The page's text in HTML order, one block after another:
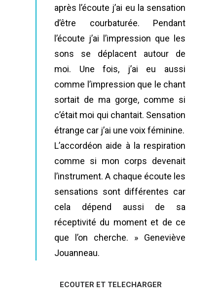
après l’écoute j’ai eu la sensation
d’être courbaturée. Pendant
l’écoute j’ai l’impression que les
sons se déplacent autour de
moi. Une fois, j’ai eu aussi
comme l’impression que le chant
sortait de ma gorge, comme si
c’était moi qui chantait. Sensation
étrange car j’ai une voix féminine.
L’accordéon aide à la respiration
comme si mon corps devenait
l’instrument. A chaque écoute les
sensations sont différentes car
cela dépend aussi de sa
réceptivité du moment et de ce
que l’on cherche. » Geneviève
Jouanneau.
ECOUTER ET TELECHARGER